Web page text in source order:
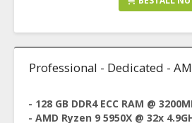
Professional - Dedicated -
- 128 GB DDR4 ECC RAM @
- AMD Ryzen 9 5950X @ 32x